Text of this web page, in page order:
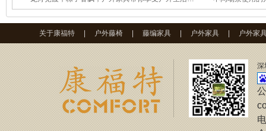
关于康福特 户外藤椅 藤编家具 户外家具 户外家
深